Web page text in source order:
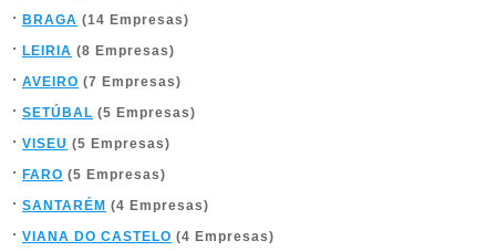
BRAGA (14 Empresas)
LEIRIA (8 Empresas)
AVEIRO (7 Empresas)
SETÚBAL (5 Empresas)
VISEU (5 Empresas)
FARO (5 Empresas)
SANTARÉM (4 Empresas)
VIANA DO CASTELO (4 Empresas)